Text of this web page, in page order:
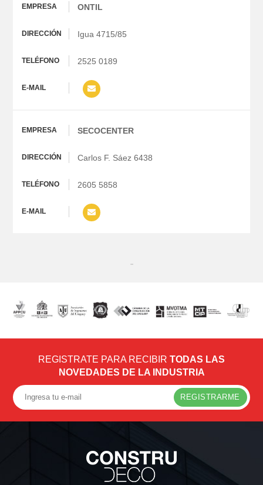
ONTIL
Igua 4715/85
2525 0189
SECOCENTER
Carlos F. Sáez 6438
2605 5858
REGISTRATE PARA RECIBIR TODAS LAS
NOVEDADES DE LA INDUSTRIA
REGISTRARME